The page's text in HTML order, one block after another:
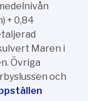
+ 0,84
Maren i
Övriga
och